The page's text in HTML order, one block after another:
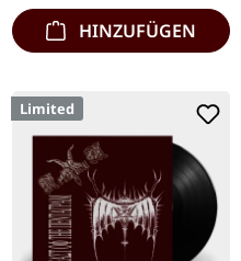
HINZUFÜGEN
Limited